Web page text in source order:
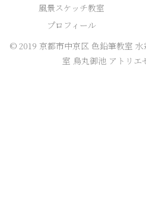
風景スケッチ教室
プロフィール
© 2019 京都市中京区 色鉛筆教室
室 烏丸御池 アトリエ